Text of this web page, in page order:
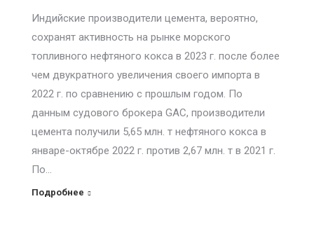
Индийские производители цемента, вероятно,
сохранят активность на рынке морского
топливного нефтяного кокса в 2023 г. после более
чем двукратного увеличения своего импорта в
2022 г. по сравнению с прошлым годом. По
данным судового брокера GAC, производители
цемента получили 5,65 млн. т нефтяного кокса в
январе-октябре 2022 г. против 2,67 млн. т в 2021 г.
По…
Подробнее